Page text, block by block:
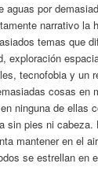
aguas por
narrativo la
temas que
exploración
tecnofobia y un
cosas en
ninguna de ellas
sin pies ni cabeza.
mantener en el
se estrellan en